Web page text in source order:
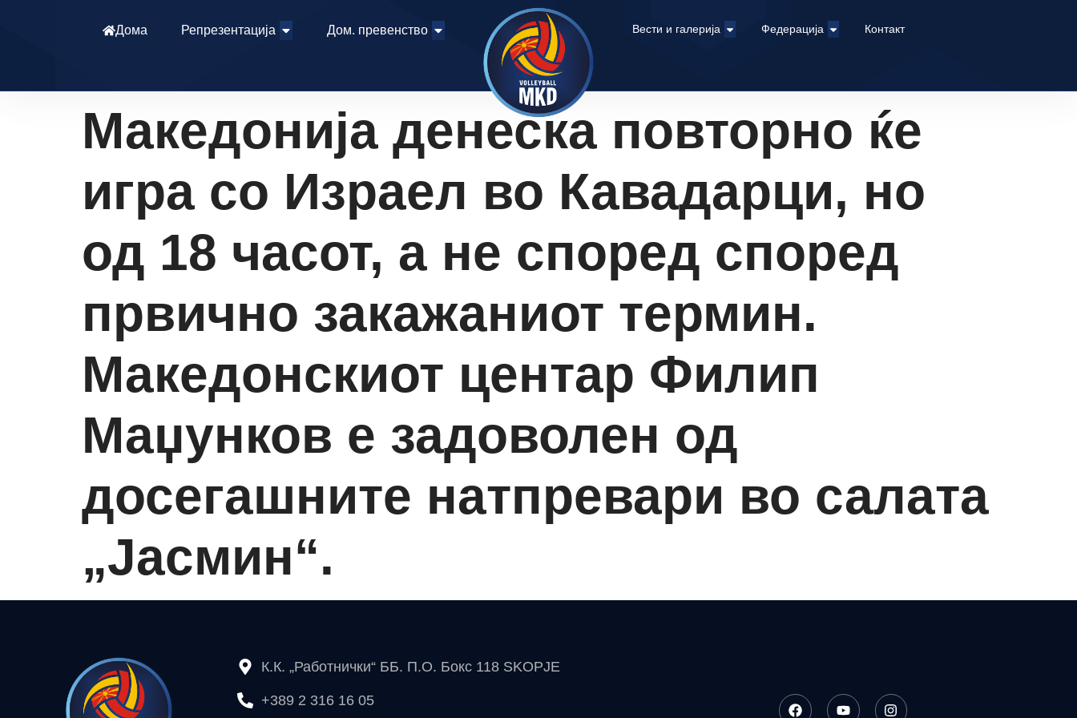
Дома Репрезентација Дом. превенство Вести и галерија Федерација Контакт
Македонија денеска повторно ќе
игра со Израел во Кавадарци, но
од 18 часот, а не според според
првично закажаниот термин.
Македонскиот центар Филип
Маџунков е задоволен од
досегашните натпревари во салата
„Јасмин“.
К.К. „Работнички“ ББ. П.О. Бокс 118 SKOPJE
+389 2 316 16 05